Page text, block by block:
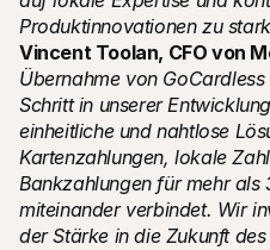
Produktinnovationen zu
Vincent Toolan, CFO von
Übernahme von
Schritt in unserer
einheitliche und nahtlose
Kartenzahlungen, lokale
Bankzahlungen für mehr als
miteinander verbindet. Wir
der Stärke in die Zukunft